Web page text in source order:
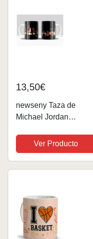
13,50€
newseny Taza de
Michael Jordan
355ml - Regalo para
fans de NBA y
M.Jordan Firma
Ver Producto